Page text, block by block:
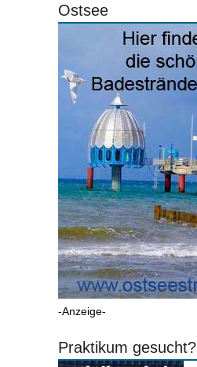
Ostsee
-Anzeige-
Praktikum gesucht?